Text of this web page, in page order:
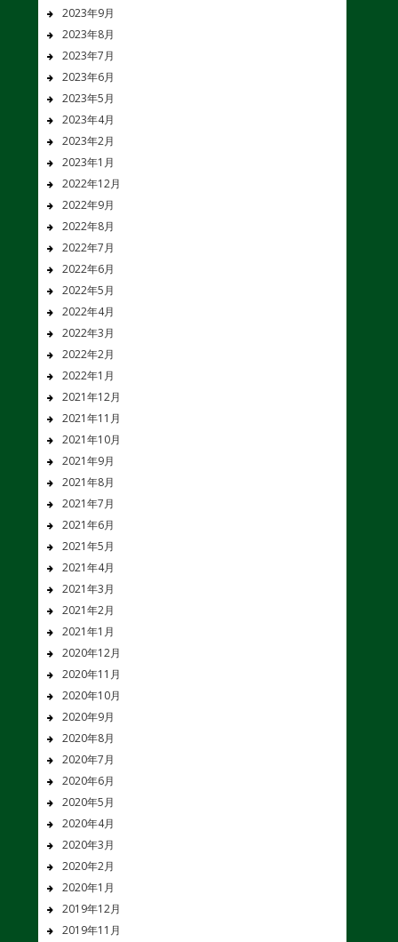
2023年9月
2023年8月
2023年7月
2023年6月
2023年5月
2023年4月
2023年2月
2023年1月
2022年12月
2022年9月
2022年8月
2022年7月
2022年6月
2022年5月
2022年4月
2022年3月
2022年2月
2022年1月
2021年12月
2021年11月
2021年10月
2021年9月
2021年8月
2021年7月
2021年6月
2021年5月
2021年4月
2021年3月
2021年2月
2021年1月
2020年12月
2020年11月
2020年10月
2020年9月
2020年8月
2020年7月
2020年6月
2020年5月
2020年4月
2020年3月
2020年2月
2020年1月
2019年12月
2019年11月